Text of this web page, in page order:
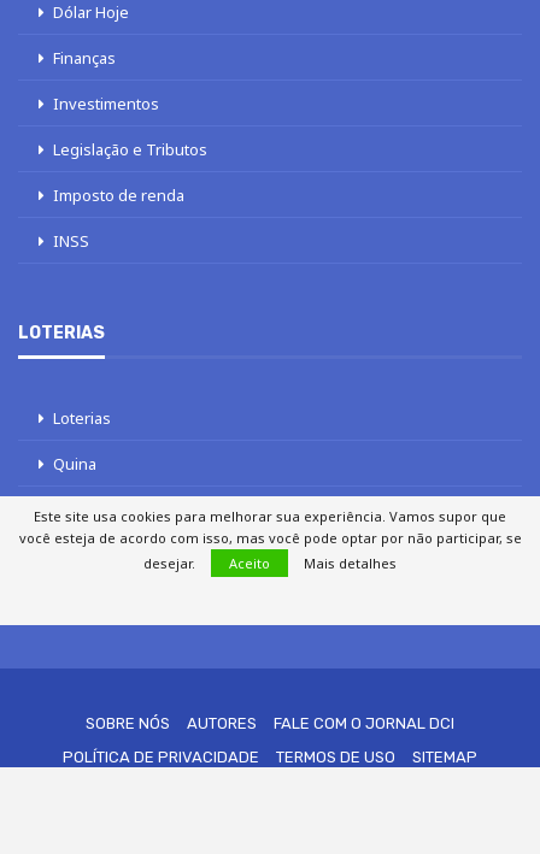
Dólar Hoje
Finanças
Investimentos
Legislação e Tributos
Imposto de renda
INSS
LOTERIAS
Loterias
Quina
Lotofácil
SOBRE NÓS AUTORES
FALE COM O JORNAL DCI
POLÍTICA DE PRIVACIDADE
TERMOS DE USO SITEMAP
Este site usa cookies para melhorar sua experiência. Vamos supor que
você esteja de acordo com isso, mas você pode optar por não participar, se
desejar.
Aceito Mais detalhes